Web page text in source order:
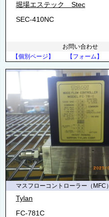
堀場エステック Stec
SEC-410NC
お問い合わせ
【個別ページ】
【フォーム】
マスフローコントローラー（MFC）
Tylan
FC-781C